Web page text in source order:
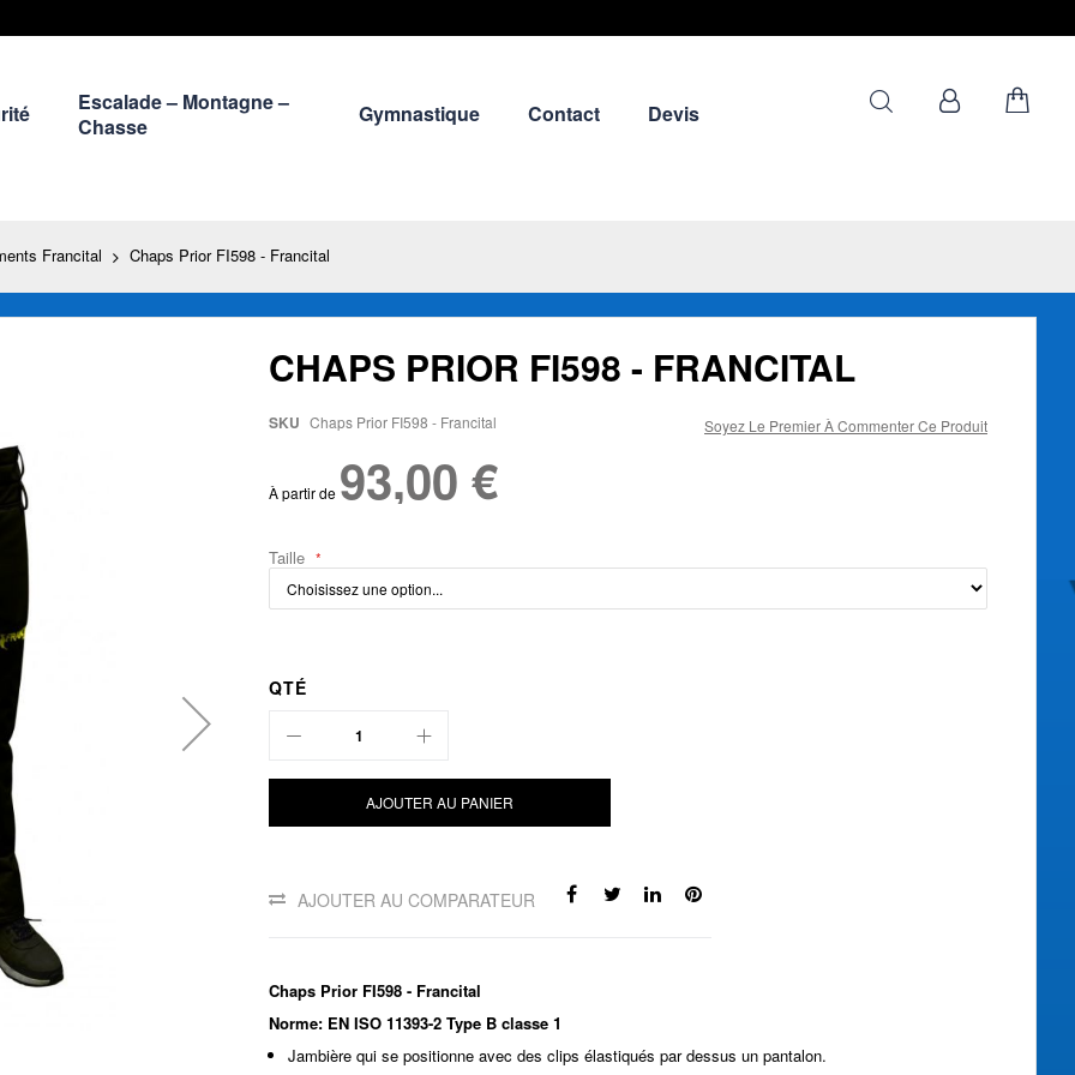
Escalade – Montagne –
Chasse
Gymnastique Contact Devis
Francital Chaps Prior FI598 - Francital
CHAPS PRIOR FI598 - FRANCITAL
Soyez Le Premier À Commenter Ce Produit
SKU Chaps Prior FI598 - Francital
À partir de 93,00 €
Taille
QTÉ
AJOUTER AU PANIER
AJOUTER AU COMPARATEUR
Chaps Prior FI598 - Francital
Norme: EN ISO 11393-2 Type B classe 1
Jambière qui se positionne avec des clips élastiqués par dessus un pantalon.